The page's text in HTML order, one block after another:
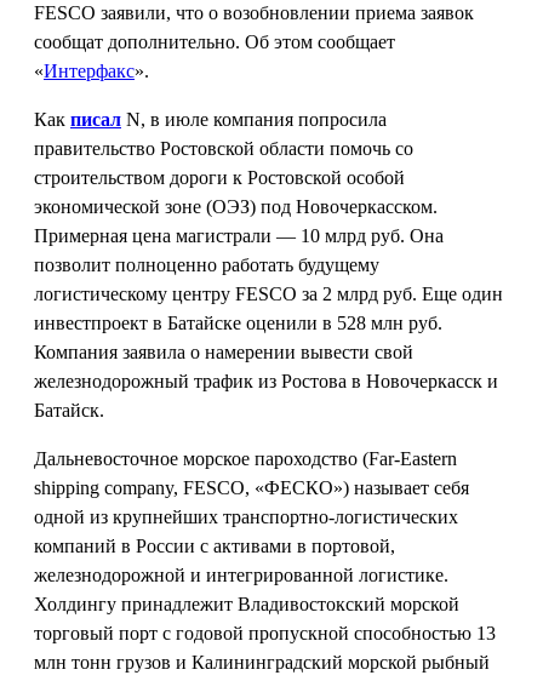
FESCO заявили, что о возобновлении приема заявок
сообщат дополнительно. Об этом сообщает
«Интерфакс».
Как писал N, в июле компания попросила
правительство Ростовской области помочь со
строительством дороги к Ростовской особой
экономической зоне (ОЭЗ) под Новочеркасском.
Примерная цена магистрали — 10 млрд руб. Она
позволит полноценно работать будущему
логистическому центру FESCO за 2 млрд руб. Еще один
инвестпроект в Батайске оценили в 528 млн руб.
Компания заявила о намерении вывести свой
железнодорожный трафик из Ростова в Новочеркасск и
Батайск.
Дальневосточное морское пароходство (Far-Eastern
shipping company, FESCO, «ФЕСКО») называет себя
одной из крупнейших транспортно-логистических
компаний в России с активами в портовой,
железнодорожной и интегрированной логистике.
Холдингу принадлежит Владивостокский морской
торговый порт с годовой пропускной способностью 13
млн тонн грузов и Калининградский морской рыбный